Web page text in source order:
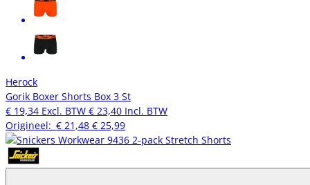
Herock
Gorik Boxer Shorts Box 3 St
€ 19,34 Excl. BTW € 23,40 Incl. BTW
Origineel: € 21,48 € 25,99